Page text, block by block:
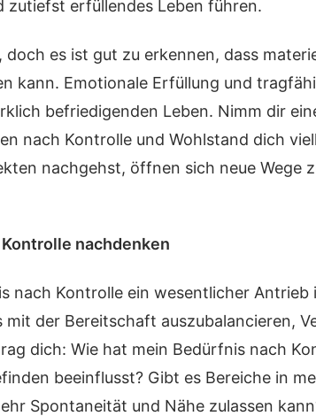
zutiefst erfüllendes Leben führen.
es ist gut zu erkennen, dass
kann. Emotionale Erfüllung und
befriedigenden Leben. Nimm dir
nach Kontrolle und Wohlstand dich
nachgehst, öffnen sich neue Wege
nachdenken
nach Kontrolle ein wesentlicher Antrieb
mit der Bereitschaft auszubalancieren,
dich: Wie hat mein Bedürfnis nach
beeinflusst? Gibt es Bereiche in
Spontaneität und Nähe zulassen